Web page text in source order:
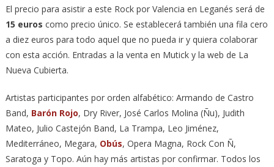
El precio para asistir a este Rock por Valencia en Leganés será de
15 euros como precio único. Se establecerá también una fila cero
a diez euros para todo aquel que no pueda ir y quiera colaborar
con esta acción. Entradas a la venta en Mutick y la web de La
Nueva Cubierta.
Artistas participantes por orden alfabético: Armando de Castro
Band, Barón Rojo, Dry River, José Carlos Molina (Ñu), Judith
Mateo, Julio Castejón Band, La Trampa, Leo Jiménez,
Mediterráneo, Megara, Obús, Opera Magna, Rock Con Ñ,
Saratoga y Topo. Aún hay más artistas por confirmar. Todos los